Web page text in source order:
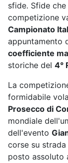
sfide. Sfide
competizione
Campionato
appuntamento
coefficiente
storiche del 4°
La
formidabile
Prosecco di
mondiale
dell'evento
corse su
posto assoluto